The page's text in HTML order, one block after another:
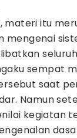
materi itu
mengenai
sempat
saat
Namun
kegiatan